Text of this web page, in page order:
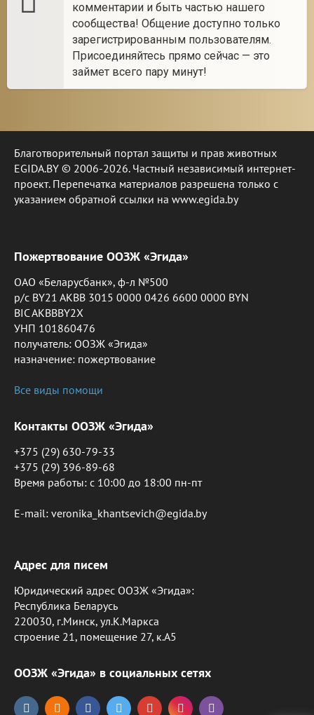
комментарии и быть частью нашего
сообщества! Общение доступно только
зарегистрированным пользователям.
Присоединяйтесь прямо сейчас — это
займет всего пару минут!
Благотворительный портал защиты и прав животных
EGIDA.BY © 2006-2026. Частный независимый интернет-
проект. Перепечатка материалов разрешена только с
указанием обратной ссылки на www.egida.by
Пожертвование ООЗЖ «Эгида»
ОАО «Беларусбанк», ф-л №500
р/с BY21 AKBB 3015 0000 0426 6600 0000 BYN
BIC AKBBBY2X
УНП 101860476
получатель: ООЗЖ «Эгида»
назначение: пожертвование
Все виды помощи
Контакты ООЗЖ «Эгида»
+375 (29) 630-79-33
+375 (29) 396-89-68
Время работы: c 10:00 до 18:00 пн-пт
E-mail: veronika_khantsevich@egida.by
Адрес для писем
Юридический адрес ООЗЖ «Эгида»:
Республика Беларусь
220030, г.Минск, ул.К.Маркса
строение 21, помещение 27, к.А5
ООЗЖ «Эгида» в социальных сетях